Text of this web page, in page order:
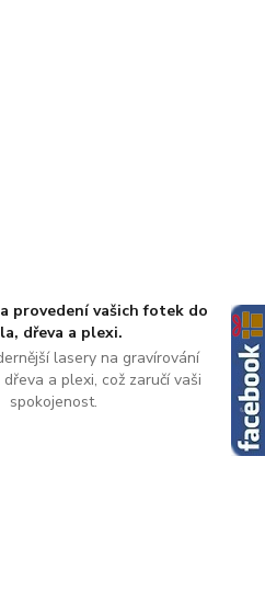
provedení vašich fotek do
dřeva a plexi.
lasery na gravírování
a plexi, což zaručí vaši
spokojenost.